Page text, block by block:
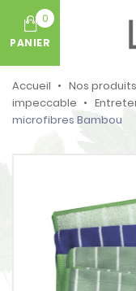
0
PANIER
Accueil
Nos
impeccable
microfibres Bambou